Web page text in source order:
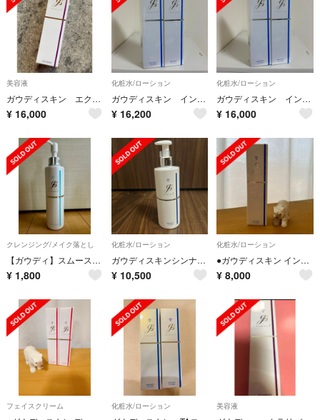
美容液
ガウディスキン エクラリバイブ（未開封）
¥ 16,000
化粧水/ローション
ガウディスキン インナーモイストTAローション ２本セット
¥ 16,200
化粧水/ローション
ガウディスキン インナーモイストTAローション ２本セット
¥ 16,000
クレンジング/メイク落とし
【ガウディ】スムースクレンズ
¥ 1,800
化粧水/ローション
ガウディスキンシンナーモイストＴＡローション
¥ 10,500
化粧水/ローション
●ガウディスキン インナーモイストTAローション●
¥ 8,000
フェイスクリーム 化粧水/ローション 美容液